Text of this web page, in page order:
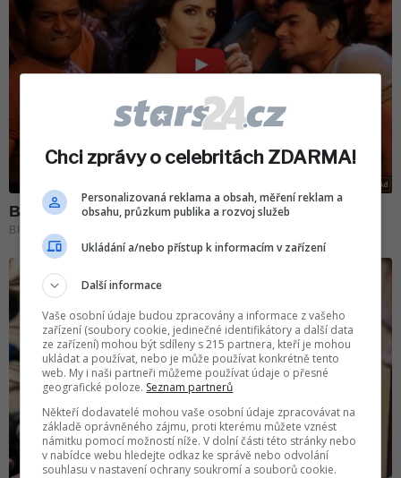
Chci zprávy o celebritách ZDARMA!
Personalizovaná reklama a obsah, měření reklam a
obsahu, průzkum publika a rozvoj služeb
Ukládání a/nebo přístup k informacím v zařízení
Další informace
Vaše osobní údaje budou zpracovány a informace z vašeho
zařízení (soubory cookie, jedinečné identifikátory a další data
ze zařízení) mohou být sdíleny s 215 partnera, kteří je mohou
ukládat a používat, nebo je může používat konkrétně tento
web. My i naši partneři můžeme používat údaje o přesné
geografické poloze. Seznam partnerů
Někteří dodavatelé mohou vaše osobní údaje zpracovávat na
základě oprávněného zájmu, proti kterému můžete vznést
námitku pomocí možností níže. V dolní části této stránky nebo
v nabídce webu hledejte odkaz ke správě nebo odvolání
souhlasu v nastavení ochrany soukromí a souborů cookie.